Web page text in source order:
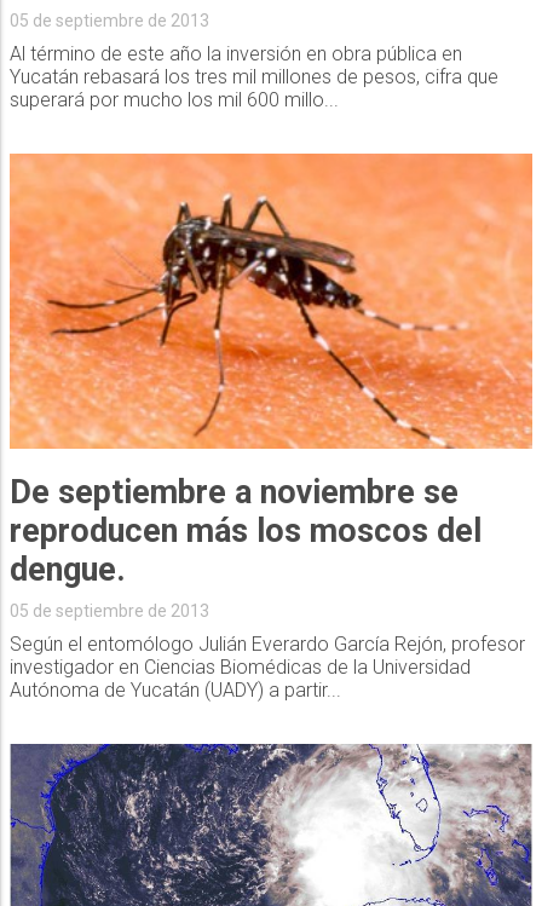
05 de septiembre de 2013
Al término de este año la inversión en obra pública en
Yucatán rebasará los tres mil millones de pesos, cifra que
superará por mucho los mil 600 millo...
De septiembre a noviembre se
reproducen más los moscos del
dengue.
05 de septiembre de 2013
Según el entomólogo Julián Everardo García Rejón, profesor
investigador en Ciencias Biomédicas de la Universidad
Autónoma de Yucatán (UADY) a partir...